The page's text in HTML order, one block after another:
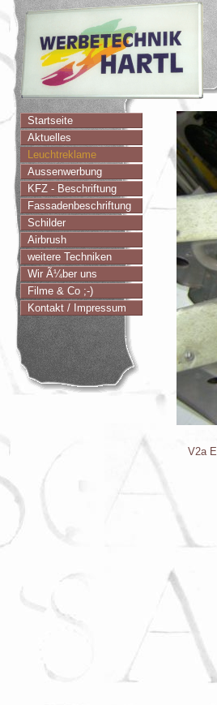
Startseite
Aktuelles
Leuchtreklame
Aussenwerbung
KFZ - Beschriftung
Fassadenbeschriftung
Schilder
Airbrush
weitere Techniken
Wir Ã¼ber uns
Filme & Co ;-)
Kontakt / Impressum
V2a